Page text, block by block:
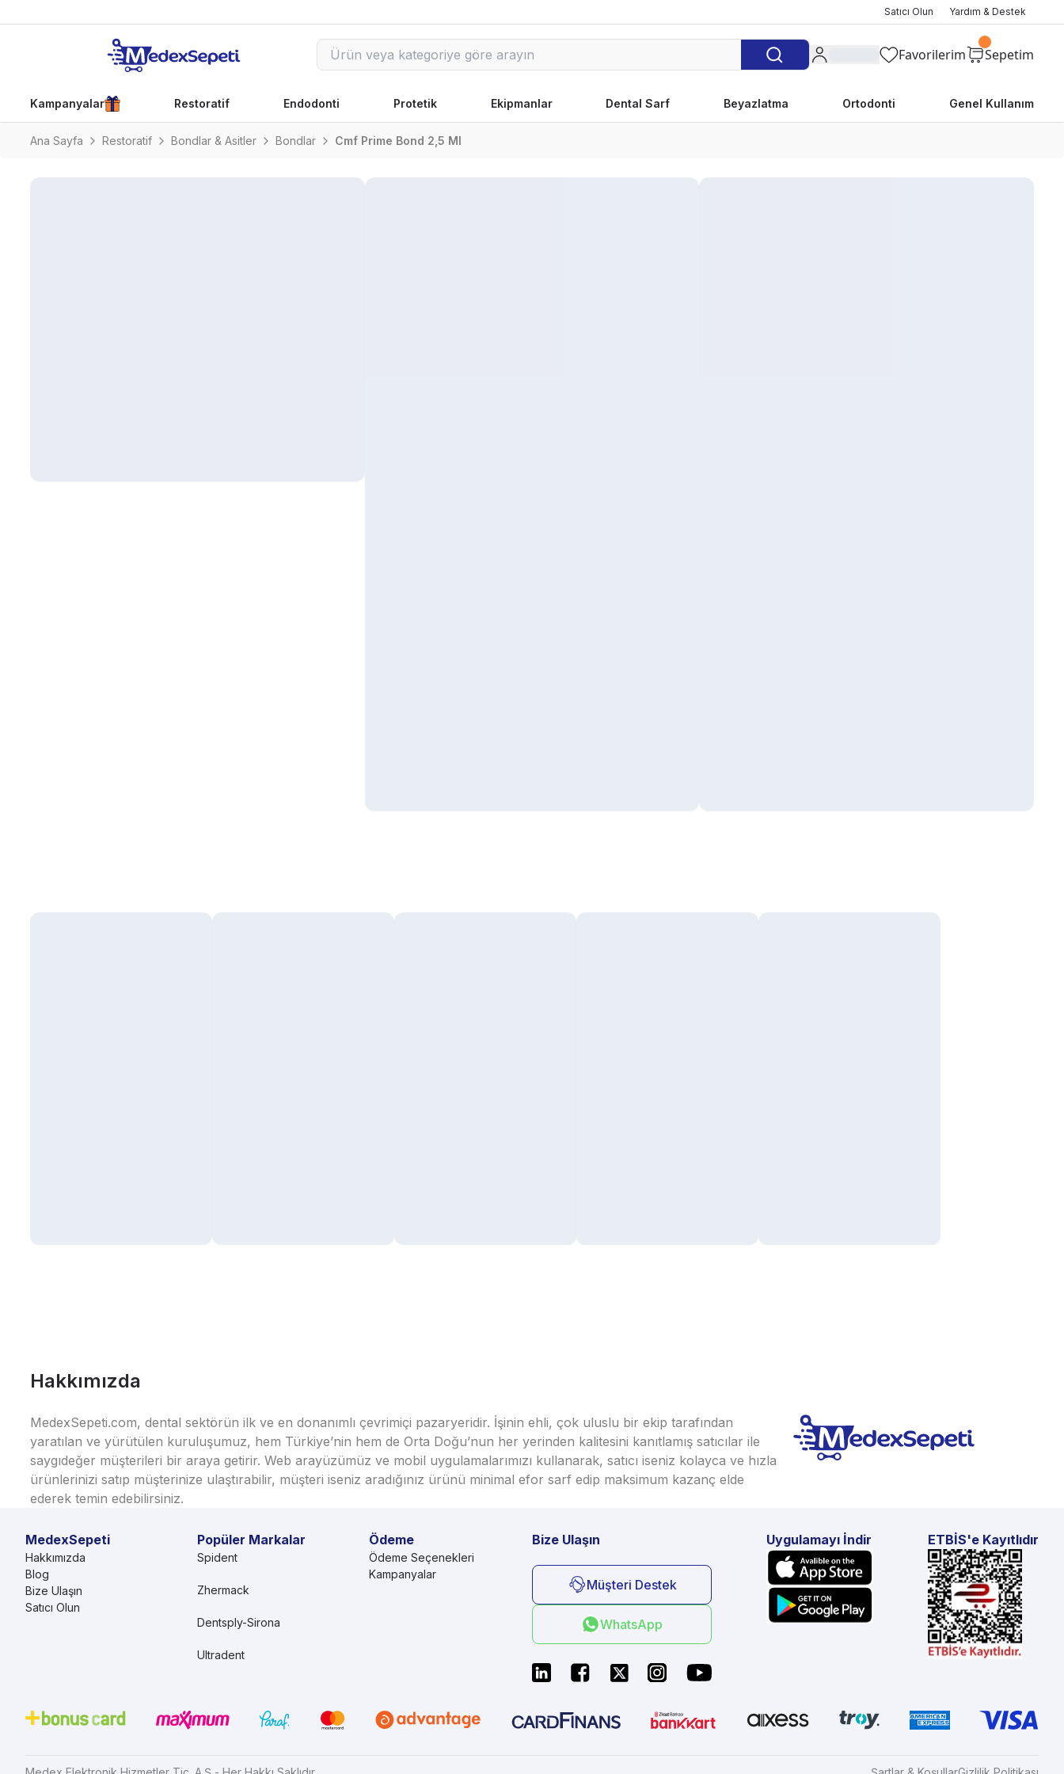
Satıcı Olun Yardım & Destek
Favorilerim Sepetim
Kampanyalar Restoratif Endodonti Protetik Ekipmanlar Dental Sarf Beyazlatma Ortodonti Genel Kullanım
Ana Sayfa Restoratif Bondlar & Asitler Bondlar Cmf Prime Bond 2,5 Ml
Hakkımızda
MedexSepeti.com, dental sektörün ilk ve en donanımlı çevrimiçi pazaryeridir. İşinin ehli, çok uluslu bir ekip tarafından
yaratılan ve yürütülen kuruluşumuz, hem Türkiye’nin hem de Orta Doğu’nun her yerinden kalitesini kanıtlamış satıcılar ile
saygıdeğer müşterileri bir araya getirir. Web arayüzümüz ve mobil uygulamalarımızı kullanarak, satıcı iseniz kolayca ve hızla
ürünlerinizi satıp müşterinize ulaştırabilir, müşteri iseniz aradığınız ürünü minimal efor sarf edip maksimum kazanç elde
ederek temin edebilirsiniz.
MedexSepeti
Hakkımızda
Blog
Bize Ulaşın
Satıcı Olun
Ödeme
Ödeme Seçenekleri
Kampanyalar
Popüler Markalar
Spident
Zhermack
Dentsply-Sirona
Ultradent
Bize Ulaşın
Müşteri Destek
WhatsApp
Uygulamayı İndir ETBİS'e Kayıtlıdır